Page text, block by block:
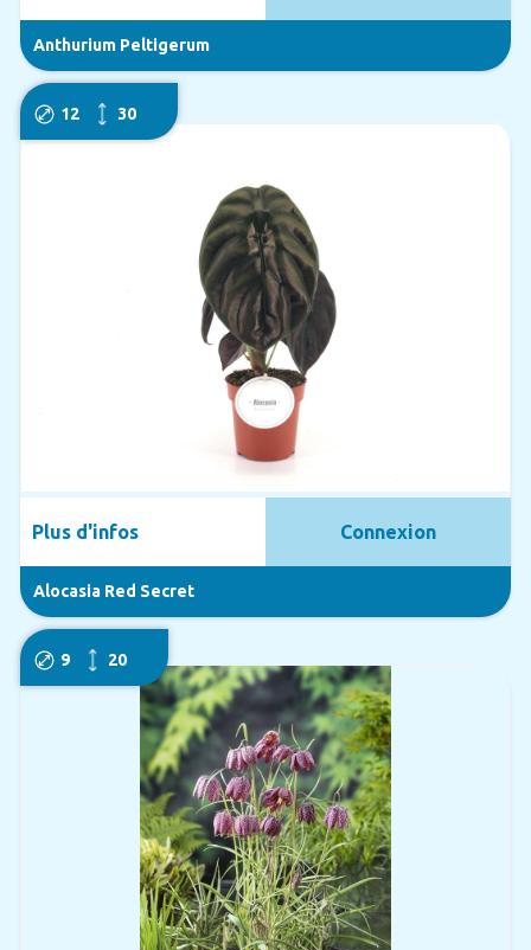
Anthurium Peltigerum
12 30
Alocasia Red Secret
Plus d'infos Connexion
9 20